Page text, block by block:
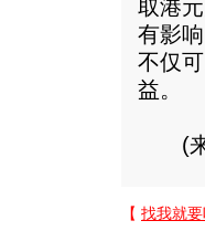
取港
有影
不仅
益。
(来